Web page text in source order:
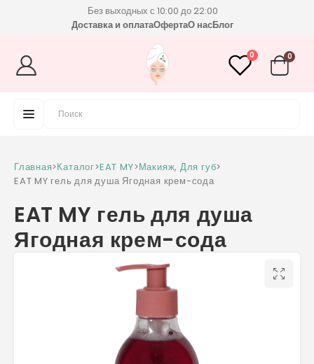
Без выходных с 10:00 до 22:00
Доставка и оплатаОфертаО насБлог
0 0
Главная>Каталог>EAT MY>Макияж, Для губ>
EAT MY гель для душа Ягодная крем-сода
EAT MY гель для душа
Ягодная крем-сода